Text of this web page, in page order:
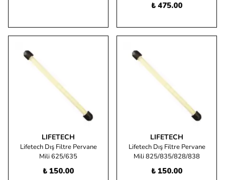
₺ 475.00
LIFETECH
Lifetech Dış Filtre Pervane
Mili 625/635
₺ 150.00
LIFETECH
Lifetech Dış Filtre Pervane
Mili 825/835/828/838
₺ 150.00